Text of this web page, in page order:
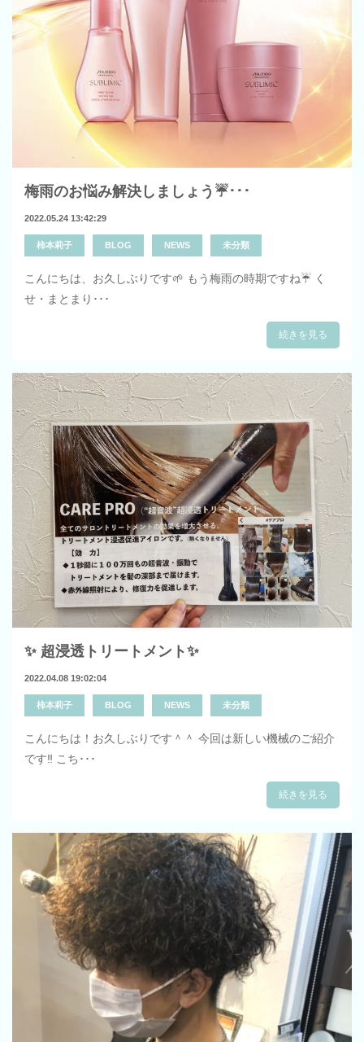
梅雨のお悩み解決しましょう☔･･･
2022.05.24 13:42:29
柿本莉子 BLOG NEWS 未分類
こんにちは、お久しぶりです🌱 もう梅雨の時期ですね☔️ く
せ・まとまり･･･
続きを見る
✨ 超浸透トリートメント✨
2022.04.08 19:02:04
柿本莉子 BLOG NEWS 未分類
こんにちは！お久しぶりです＾＾ 今回は新しい機械のご紹介
です‼️ こち･･･
続きを見る